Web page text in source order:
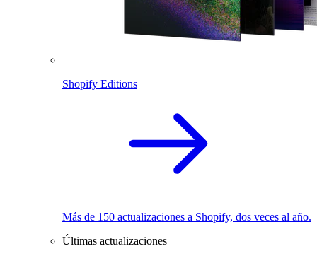
Shopify Editions
Más de 150 actualizaciones a Shopify, dos veces al año.
Últimas actualizaciones